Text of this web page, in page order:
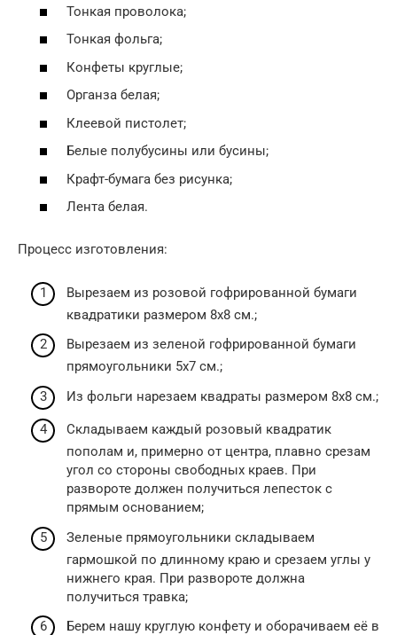
Тонкая проволока;
Тонкая фольга;
Конфеты круглые;
Органза белая;
Клеевой пистолет;
Белые полубусины или бусины;
Крафт-бумага без рисунка;
Лента белая.
Процесс изготовления:
Вырезаем из розовой гофрированной бумаги
квадратики размером 8х8 см.;
Вырезаем из зеленой гофрированной бумаги
прямоугольники 5х7 см.;
Из фольги нарезаем квадраты размером 8х8 см.;
Складываем каждый розовый квадратик
пополам и, примерно от центра, плавно срезам
угол со стороны свободных краев. При
развороте должен получиться лепесток с
прямым основанием;
Зеленые прямоугольники складываем
гармошкой по длинному краю и срезаем углы у
нижнего края. При развороте должна
получиться травка;
Берем нашу круглую конфету и оборачиваем её в